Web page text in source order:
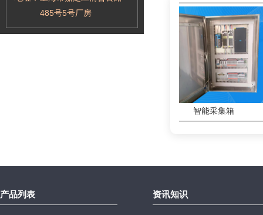
485号5号厂房
智能采集箱
产品列表 资讯知识